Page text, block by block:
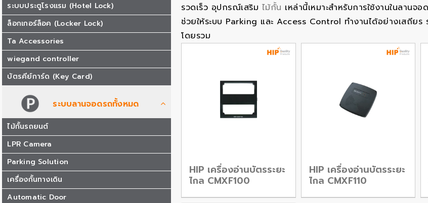
ระบบประตูโรงแรม (Hotel Lock)
ล็อกเกอร์ล็อค (Locker Lock)
Ta Accessories
wiegand controller
บัตรคีย์การ์ด (Key Card)
ระบบลานจอดรถทั้งหมด
ไม้กั้นรถยนต์
LPR Camera
Parking Solution
เครื่องกั้นทางเดิน
Automatic Door
รวดเร็ว อุปกรณ์เสริม ไม้กั้น เหล่านี้เหมาะสำหรับการใช้งานในลาน
ช่วยให้ระบบ Parking และ Access Control ทำงานได้อย่างเสถียร
โดยรวม
HIP เครื่องอ่านบัตรระยะ
ไกล CMXF100
HIP เครื่องอ่านบัตรระยะ
ไกล CMXF110